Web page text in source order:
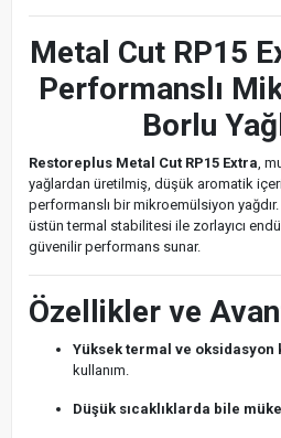
Metal Cut RP15
Performanslı
Borlu
Restoreplus Metal Cut RP15 Extra,
yağlardan üretilmiş, düşük aromatik
performanslı bir mikroemülsiyon
üstün termal stabilitesi ile zorlayıcı
güvenilir performans sunar.
Özellikler ve
Yüksek termal ve oksidasyon
kullanım.
Düşük sıcaklıklarda bile